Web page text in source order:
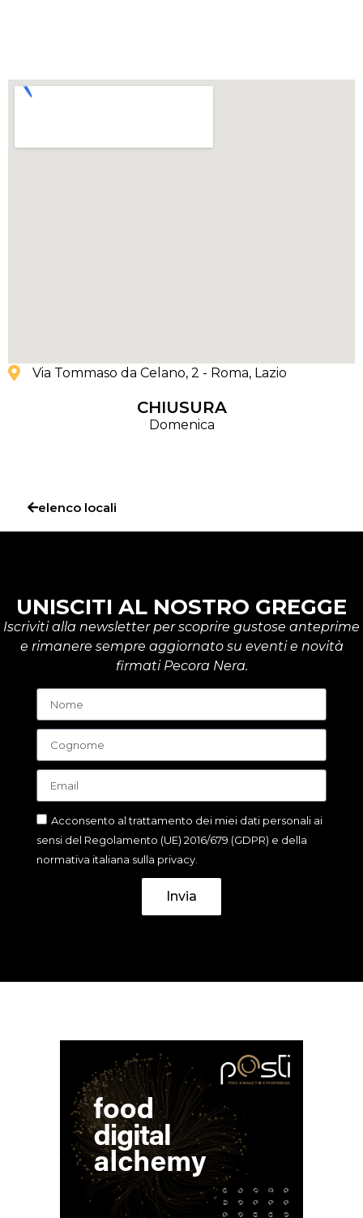
Via Tommaso da Celano, 2 - Roma, Lazio
CHIUSURA
Domenica
elenco locali
UNISCITI AL NOSTRO GREGGE
Iscriviti alla newsletter per scoprire gustose anteprime
e rimanere sempre aggiornato su eventi e novità
firmati Pecora Nera.
Acconsento al trattamento dei miei dati personali ai
sensi del Regolamento (UE) 2016/679 (GDPR) e della
normativa italiana sulla privacy.
Invia